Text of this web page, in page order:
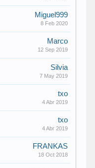
Miguel999
8 Feb 2020
Marco
12 Sep 2019
Silvia
7 May 2019
txo
4 Abr 2019
txo
4 Abr 2019
FRANKAS
18 Oct 2018